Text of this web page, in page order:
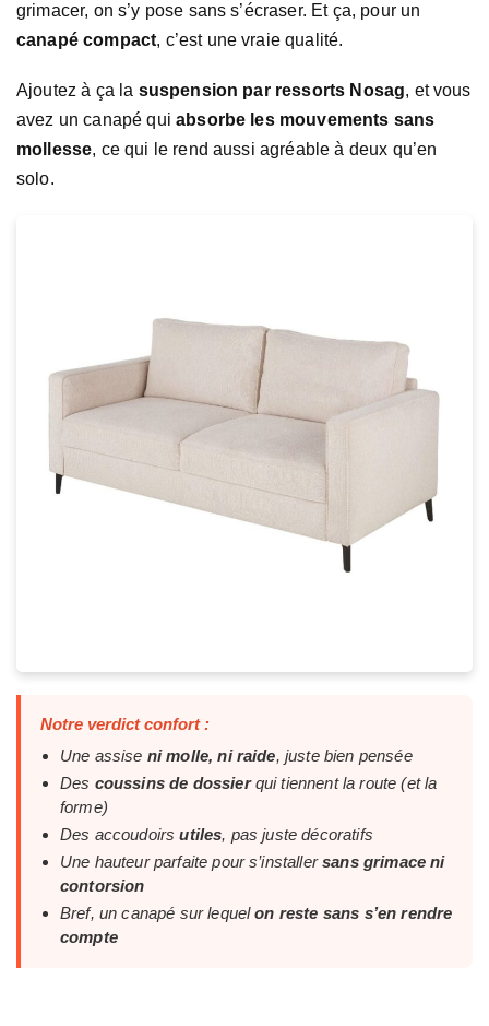
grimacer, on s’y pose sans s’écraser. Et ça, pour un
canapé compact, c’est une vraie qualité.
Ajoutez à ça la suspension par ressorts Nosag, et vous
avez un canapé quiabsorbe les mouvements sans
mollesse, ce qui le rend aussi agréable à deux qu’en
solo.
Notre verdict confort :
Une assise ni molle, ni raide, juste bien pensée
Des coussins de dossierqui tiennent la route (et la
forme)
Des accoudoirsutiles, pas juste décoratifs
Une hauteur parfaite pour s’installersans grimace ni
contorsion
Bref, un canapé sur lequelon reste sans s’en rendre
compte